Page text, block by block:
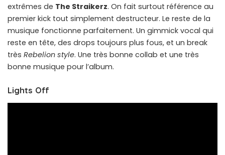
extrêmes de The Straikerz. On fait surtout référence au
premier kick tout simplement destructeur. Le reste de la
musique fonctionne parfaitement. Un gimmick vocal qui
reste en tête, des drops toujours plus fous, et un break
très Rebelion style. Une très bonne collab et une très
bonne musique pour l’album.
Lights Off